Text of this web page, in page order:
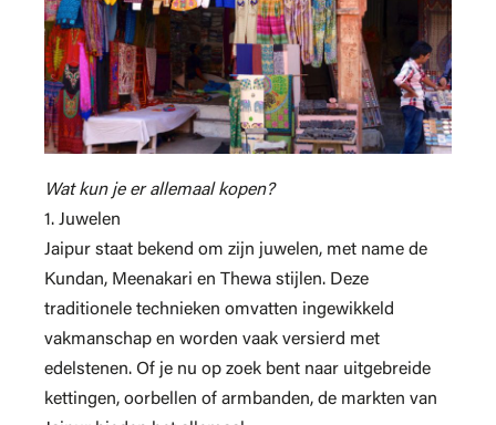
Wat kun je er allemaal kopen?
1. Juwelen
Jaipur staat bekend om zijn juwelen, met name de
Kundan, Meenakari en Thewa stijlen. Deze
traditionele technieken omvatten ingewikkeld
vakmanschap en worden vaak versierd met
edelstenen. Of je nu op zoek bent naar uitgebreide
kettingen, oorbellen of armbanden, de markten van